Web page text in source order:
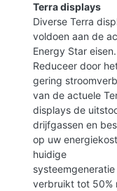
Terra displays
Diverse Terra
voldoen aan de
Energy Star eisen.
Reduceer door
gering
van de actuele
displays de
drijfgassen en
op uw
huidige
systeemgeneratie
verbruikt tot 50%